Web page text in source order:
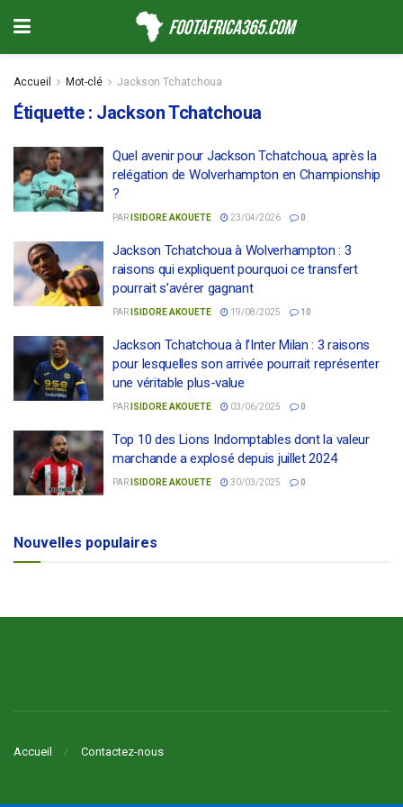
Accueil Mot-clé Jackson Tchatchoua
Étiquette : Jackson Tchatchoua
Quel avenir pour Jackson Tchatchoua, après la
relégation de Wolverhampton en Championship
?
PAR ISIDORE AKOUETE 23/04/2026 0
Jackson Tchatchoua à Wolverhampton : 3
raisons qui expliquent pourquoi ce transfert
pourrait s’avérer gagnant
PAR ISIDORE AKOUETE 19/08/2025 10
Jackson Tchatchoua à l’Inter Milan : 3 raisons
pour lesquelles son arrivée pourrait représenter
une véritable plus-value
PAR ISIDORE AKOUETE 03/06/2025 0
Top 10 des Lions Indomptables dont la valeur
marchande a explosé depuis juillet 2024
PAR ISIDORE AKOUETE 30/03/2025 0
Nouvelles populaires
Accueil Contactez-nous